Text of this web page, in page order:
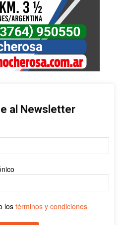
al Newsletter
los términos y condiciones